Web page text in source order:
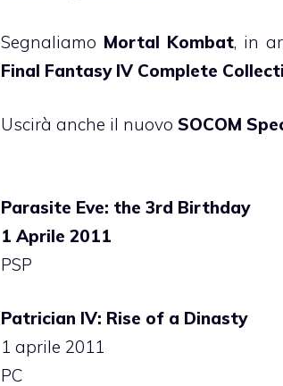
Segnaliamo Mortal Kombat, in
Final Fantasy IV Complete
Uscirà anche il nuovo SOCOM
Parasite Eve: the 3rd Birthday
1 Aprile 2011
PSP
Patrician IV: Rise of a Dinasty
1 aprile 2011
PC